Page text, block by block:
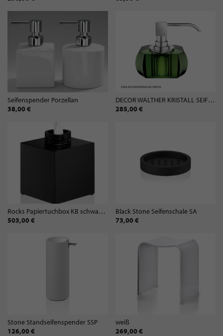
Seifenspender Porzellan
38,00 €
DECOR WALTHER KRISTALL SEIFENSPENDER - 6 FARBEN
285,00 €
Rocks Papiertuchbox KB schwarz matt
503,00 €
Black Stone Seifenschale SA
73,00 €
Stone Standseifenspender SSP
126,00 €
weiß
269,00 €